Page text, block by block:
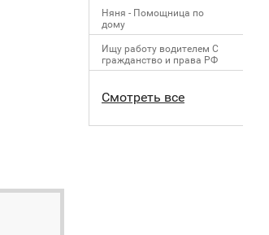
Няня - Помощница по
дому
Ищу работу водителем С
гражданство и права РФ
Смотреть все